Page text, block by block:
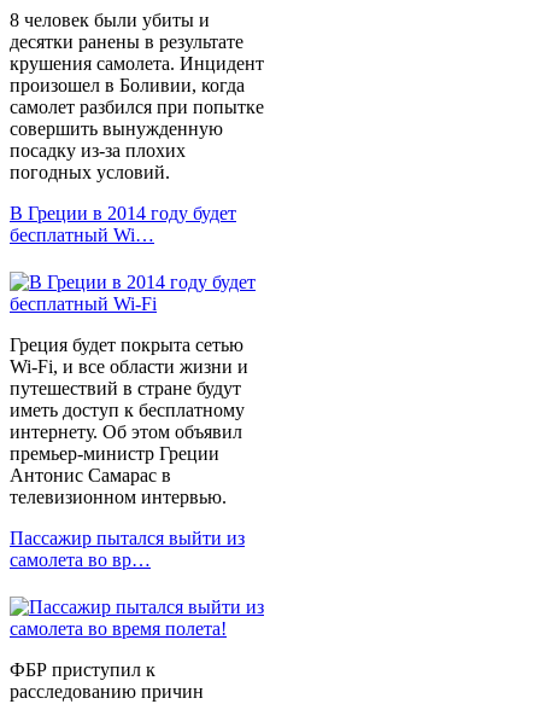
8 человек были убиты и
десятки ранены в результате
крушения самолета. Инцидент
произошел в Боливии, когда
самолет разбился при попытке
совершить вынужденную
посадку из-за плохих
погодных условий.
В Греции в 2014 году будет
бесплатный Wi…
Греция будет покрыта сетью
Wi-Fi, и все области жизни и
путешествий в стране будут
иметь доступ к бесплатному
интернету. Об этом объявил
премьер-министр Греции
Антонис Самарас в
телевизионном интервью.
Пассажир пытался выйти из
самолета во вр…
ФБР приступил к
расследованию причин